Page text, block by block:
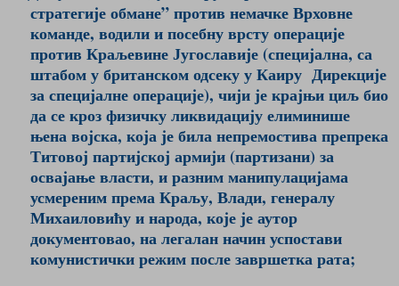
стратегије обмане” против немачке Врховне
команде, водили и посебну врсту операције
против Краљевине Југославије (специјална, са
штабом у британском одсеку у Каиру Дирекције
за специјалне операције), чији је крајњи циљ био
да се кроз физичку ликвидацију елиминише
њена војска, која је била непремостива препрека
Титовој партијској армији (партизани) за
освајање власти, и разним манипулацијама
усмереним према Краљу, Влади, генералу
Михаиловићу и народа, које је аутор
документовао, на легалан начин успостави
комунистички режим после завршетка рата;